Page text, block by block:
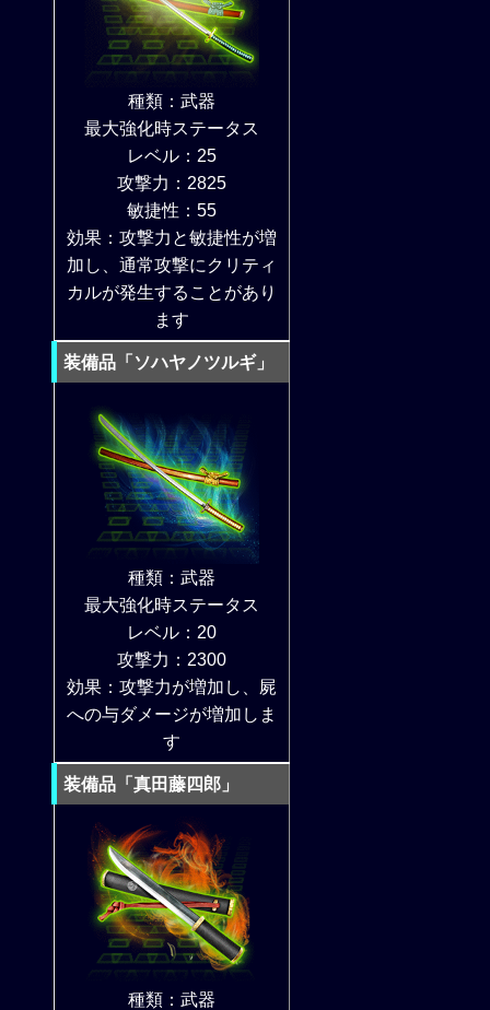
種類：武器
最大強化時ステータス
レベル：25
攻撃力：2825
敏捷性：55
効果：攻撃力と敏捷性が増
加し、通常攻撃にクリティ
カルが発生することがあり
ます
装備品「ソハヤノツルギ」
種類：武器
最大強化時ステータス
レベル：20
攻撃力：2300
効果：攻撃力が増加し、屍
への与ダメージが増加しま
す
装備品「真田藤四郎」
種類：武器